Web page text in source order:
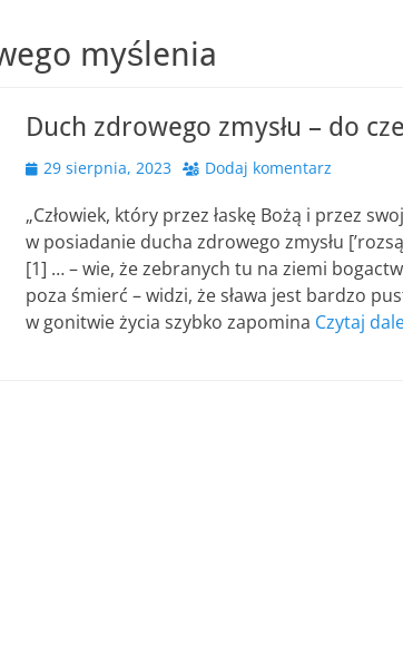
myślenia
Duch zdrowego zmysłu – do
Opublikowano
29 sierpnia, 2023 Dodaj komentarz
„Człowiek, który przez łaskę Bożą i przez
w posiadanie ducha zdrowego zmysłu
[1] … – wie, że zebranych tu na ziemi
poza śmierć – widzi, że sława jest bardzo
w gonitwie życia szybko zapomina Czytaj